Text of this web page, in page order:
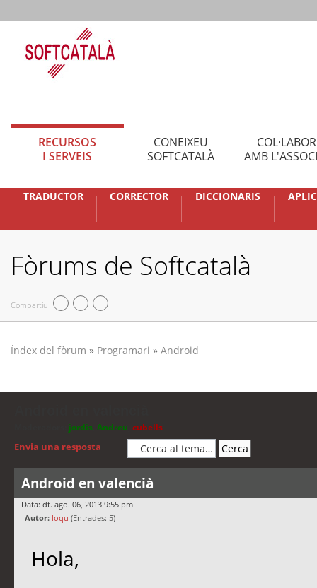
RECURSOS
I SERVEIS
CONEIXEU
SOFTCATALÀ
AMB
TRADUCTOR CORRECTOR DICCIONARIS
Fòrums de Softcatalà
Compartiu
Índex del fòrum » Programari » Android
jordis Andreu cubells
Envia una resposta
Android en valencià
Data: dt. ago. 06, 2013 9:55 pm
Autor: loqu (Entrades: 5)
Hola,